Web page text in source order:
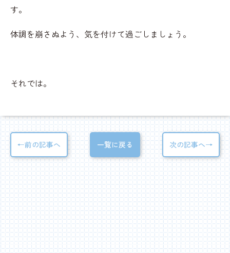
す。
体調を崩さぬよう、気を付けて過ごしましょう。
それでは。
←前の記事へ 一覧に戻る 次の記事へ→